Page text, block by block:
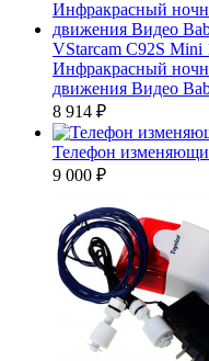
VStarcam C92S Mini
Инфракрасный
движения Видео
8 914 ₽
Телефон
9 000 ₽